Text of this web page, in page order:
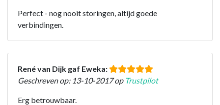
Perfect - nog nooit storingen, altijd goede
verbindingen.
René van Dijk gaf Eweka:
Geschreven op: 13-10-2017 op Trustpilot
Erg betrouwbaar.